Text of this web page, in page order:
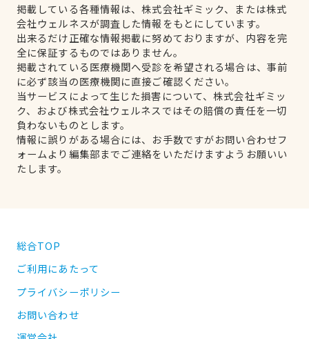
掲載している各種情報は、株式会社ギミック、または株式
会社ウェルネスが調査した情報をもとにしています。
出来るだけ正確な情報掲載に努めておりますが、内容を完
全に保証するものではありません。
掲載されている医療機関へ受診を希望される場合は、事前
に必ず該当の医療機関に直接ご確認ください。
当サービスによって生じた損害について、株式会社ギミッ
ク、および株式会社ウェルネスではその賠償の責任を一切
負わないものとします。
情報に誤りがある場合には、お手数ですがお問い合わせフ
ォームより編集部までご連絡をいただけますようお願いい
たします。
総合TOP
ご利用にあたって
プライバシーポリシー
お問い合わせ